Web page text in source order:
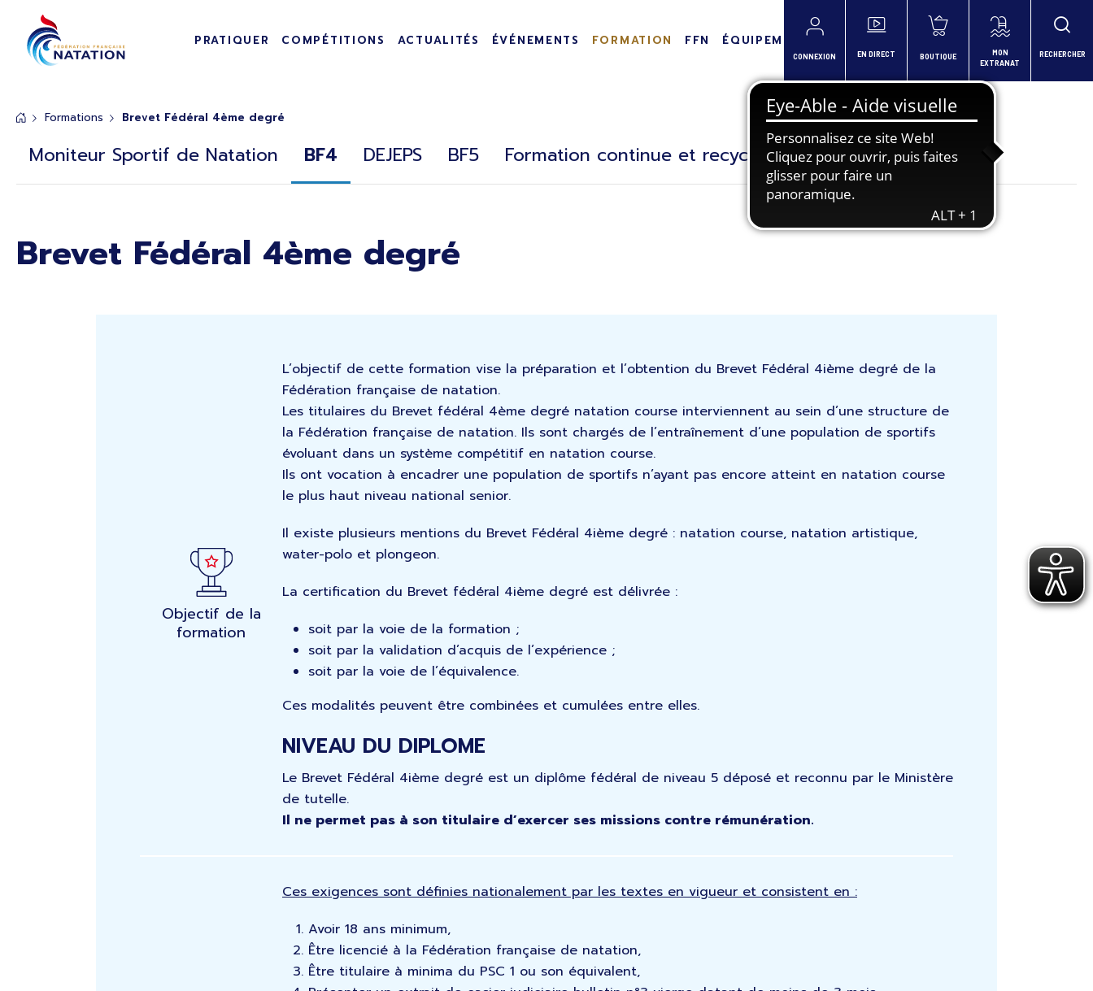
PRATIQUER COMPÉTITIONS ACTUALITÉS ÉVÉNEMENTS FORMATION FFN ÉQUIPEMENTS
CONNEXION EN DIRECT BOUTIQUE
MON
EXTRANAT
RECHERCHER
Formations Brevet Fédéral 4ème degré
Rubrique de page de base
Moniteur Sportif de Natation BF4 DEJEPS BF5 Formation continue et recyclage
Brevet Fédéral 4ème degré
Objectif de la
formation
L’objectif de cette formation vise la préparation et l’obtention du Brevet Fédéral 4ième degré de la
Fédération française de natation.
Les titulaires du Brevet fédéral 4ème degré natation course interviennent au sein d’une structure de
la Fédération française de natation. Ils sont chargés de l’entraînement d’une population de sportifs
évoluant dans un système compétitif en natation course.
Ils ont vocation à encadrer une population de sportifs n’ayant pas encore atteint en natation course
le plus haut niveau national senior.
Il existe plusieurs mentions du Brevet Fédéral 4ième degré : natation course, natation artistique,
water-polo et plongeon.
La certification du Brevet fédéral 4ième degré est délivrée :
soit par la voie de la formation ;
soit par la validation d’acquis de l’expérience ;
soit par la voie de l’équivalence.
Ces modalités peuvent être combinées et cumulées entre elles.
NIVEAU DU DIPLOME
Le Brevet Fédéral 4ième degré est un diplôme fédéral de niveau 5 déposé et reconnu par le Ministère
de tutelle.
Il ne permet pas à son titulaire d’exercer ses missions contre rémunération.
Ces exigences sont définies nationalement par les textes en vigueur et consistent en :
Avoir 18 ans minimum,
Être licencié à la Fédération française de natation,
Être titulaire à minima du PSC 1 ou son équivalent,
Panneau de gestion des cookies